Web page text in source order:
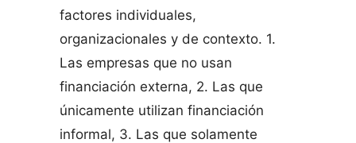
factores individuales,
organizacionales y de contexto. 1.
Las empresas que no usan
financiación externa, 2. Las que
únicamente utilizan financiación
informal, 3. Las que solamente